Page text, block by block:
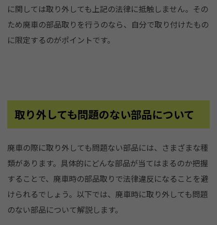
に関しては取り外しても上記の法律に抵触しません。その
ため廃車の部品取りを行うのなら、自分で取り付けたもの
に限定するのがポイントです。
取り外しても問題のない部品について
廃車の際に取り外しても問題ない部品には、さまざまな種
類があります。具体的にどんな部品が当てはまるのか把握
することで、廃車時の部品取りで法律違反になることを避
けられるでしょう。以下では、廃車時に取り外しても問題
のない部品について解説します。